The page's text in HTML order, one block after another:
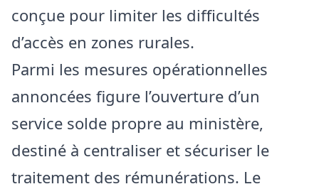
conçue pour limiter les difficultés
d’accès en zones rurales.
Parmi les mesures opérationnelles
annoncées figure l’ouverture d’un
service solde propre au ministère,
destiné à centraliser et sécuriser le
traitement des rémunérations. Le